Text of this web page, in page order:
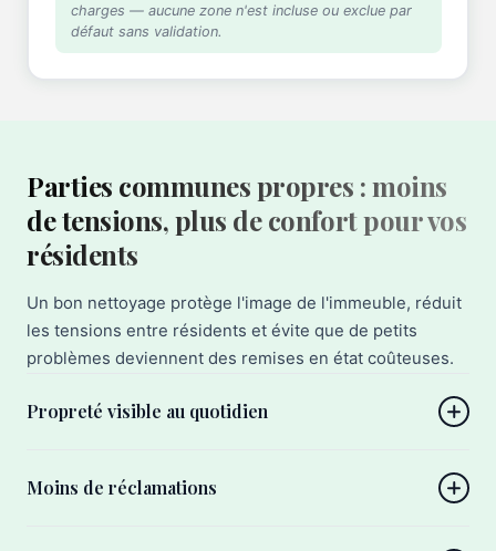
charges — aucune zone n'est incluse ou exclue par
défaut sans validation.
Parties communes propres : moins
de tensions, plus de confort pour vos
résidents
Un bon nettoyage protège l'image de l'immeuble, réduit
les tensions entre résidents et évite que de petits
problèmes deviennent des remises en état coûteuses.
Propreté visible au quotidien
Moins de réclamations